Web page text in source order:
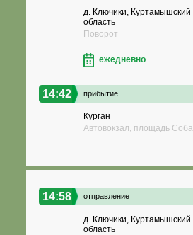
д. Ключики, Куртамышский
область
Поворот
ежедневно
14:42 прибытие
Курган
Автовокзал, площадь
14:58 отправление
д. Ключики, Куртамышский
область